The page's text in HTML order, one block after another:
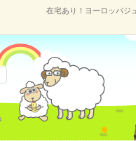
在宅あり！ヨーロッパジ